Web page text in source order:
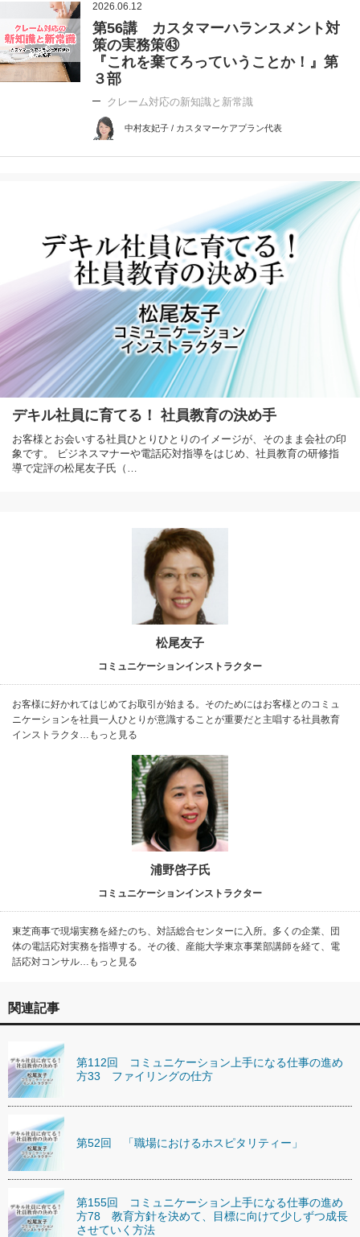
2026.06.12
第56講 カスタマーハランスメント対
策の実務策㊸
『これを棄てろっていうことか！』第
３部
クレーム対応の新知識と新常識
中村友妃子 / カスタマーケアプラン代表
デキル社員に育てる！ 社員教育の決め手
お客様とお会いする社員ひとりひとりのイメージが、そのまま会社の印
象です。 ビジネスマナーや電話応対指導をはじめ、社員教育の研修指
導で定評の松尾友子氏（…
松尾友子
コミュニケーションインストラクター
お客様に好かれてはじめてお取引が始まる。そのためにはお客様とのコミュ
ニケーションを社員一人ひとりが意識することが重要だと主唱する社員教育
インストラクタ…もっと見る
浦野啓子氏
コミュニケーションインストラクター
東芝商事で現場実務を経たのち、対話総合センターに入所。多くの企業、団
体の電話応対実務を指導する。その後、産能大学東京事業部講師を経て、電
話応対コンサル…もっと見る
関連記事
第112回 コミュニケーション上手になる仕事の進め
方33 ファイリングの仕方
第52回 「職場におけるホスピタリティー」
第155回 コミュニケーション上手になる仕事の進め
方78 教育方針を決めて、目標に向けて少しずつ成長
させていく方法